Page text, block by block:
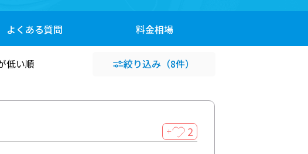
よくある質問 料金相場
低い順 絞り込み （8件）
＋ 2